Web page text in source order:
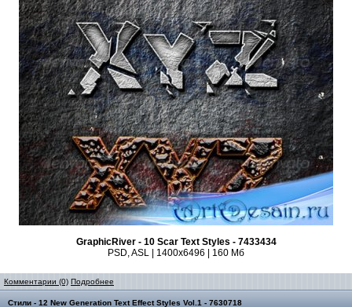
GraphicRiver - 10 Scar Text Styles - 7433434
PSD, ASL | 1400x6496 | 160 Мб
Комментарии (0) Подробнее
Стили - 12 New Generation Text Effect Styles Vol.1 - 7630718